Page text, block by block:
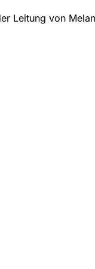
Leitung von